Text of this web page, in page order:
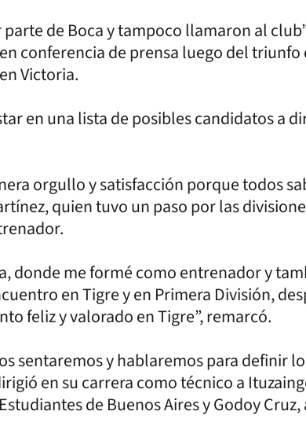
de Boca y tampoco llamaron al
conferencia de prensa luego del
Victoria.
en una lista de posibles candidatos a
orgullo y satisfacción porque todos
quien tuvo un paso por las
donde me formé como entrenador y
en Tigre y en Primera División,
feliz y valorado en Tigre”, remarcó.
sentaremos y hablaremos para definir
en su carrera como técnico a
de Buenos Aires y Godoy